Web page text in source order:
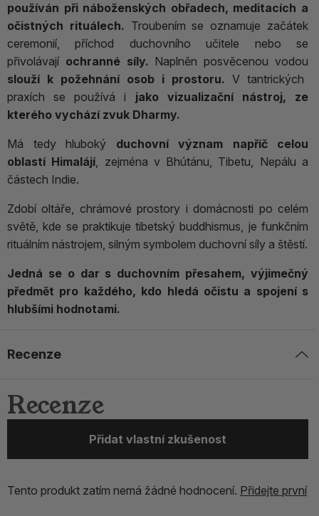
používán při náboženských obřadech, meditacích a
očistných rituálech. Troubením se oznamuje začátek
ceremonií, příchod duchovního učitele nebo se
přivolávají ochranné síly. Naplněn posvěcenou vodou
slouží k požehnání osob i prostoru. V tantrických
praxích se používá i jako vizualizační nástroj, ze
kterého vychází zvuk Dharmy.
Má tedy hluboký duchovní význam napříč celou
oblastí Himalájí, zejména v Bhútánu, Tibetu, Nepálu a
částech Indie.
Zdobí oltáře, chrámové prostory i domácnosti po celém
světě, kde se praktikuje tibetský buddhismus, je funkčním
rituálním nástrojem, silným symbolem duchovní síly a štěstí.
Jedná se o dar s duchovním přesahem, výjimečný
předmět pro každého, kdo hledá očistu a spojení s
hlubšími hodnotami.
Recenze
Recenze
Přidat vlastní zkušenost
Tento produkt zatím nemá žádné hodnocení. Přidejte první